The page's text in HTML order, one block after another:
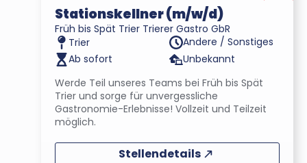
Stationskellner (m/w/d)
Früh bis Spät Trier Trierer Gastro GbR
Trier
Andere / Sonstiges
Ab sofort
Unbekannt
Werde Teil unseres Teams bei Früh bis Spät
Trier und sorge für unvergessliche
Gastronomie-Erlebnisse! Vollzeit und Teilzeit
möglich.
Stellendetails